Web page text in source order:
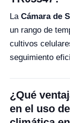
La Cámara de
un rango de
cultivos
seguimiento
¿Qué
en el uso